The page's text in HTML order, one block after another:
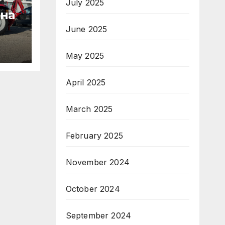
July 2025
June 2025
May 2025
April 2025
March 2025
February 2025
November 2024
October 2024
September 2024